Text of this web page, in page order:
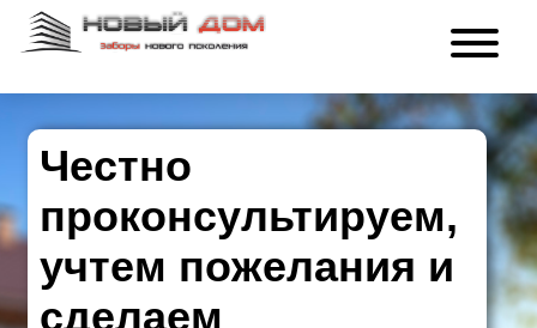
Честно
проконсультируем,
учтем пожелания и
сделаем